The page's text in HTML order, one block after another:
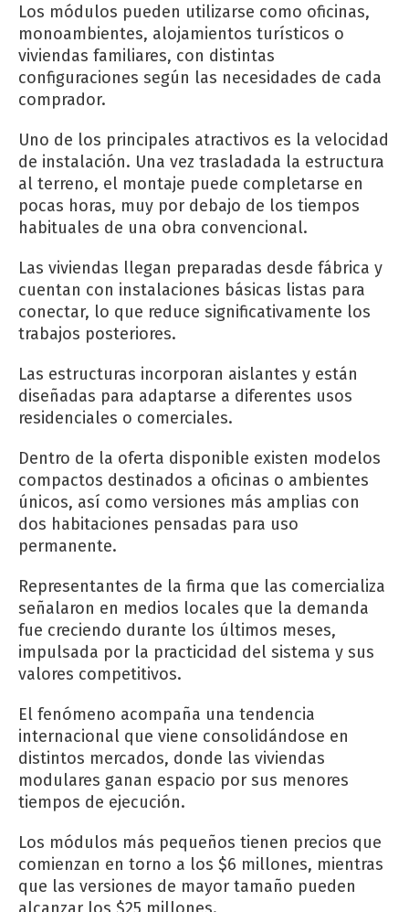
Los módulos pueden utilizarse como oficinas,
monoambientes, alojamientos turísticos o
viviendas familiares, con distintas
configuraciones según las necesidades de cada
comprador.
Uno de los principales atractivos es la velocidad
de instalación. Una vez trasladada la estructura
al terreno, el montaje puede completarse en
pocas horas, muy por debajo de los tiempos
habituales de una obra convencional.
Las viviendas llegan preparadas desde fábrica y
cuentan con instalaciones básicas listas para
conectar, lo que reduce significativamente los
trabajos posteriores.
Las estructuras incorporan aislantes y están
diseñadas para adaptarse a diferentes usos
residenciales o comerciales.
Dentro de la oferta disponible existen modelos
compactos destinados a oficinas o ambientes
únicos, así como versiones más amplias con
dos habitaciones pensadas para uso
permanente.
Representantes de la firma que las comercializa
señalaron en medios locales que la demanda
fue creciendo durante los últimos meses,
impulsada por la practicidad del sistema y sus
valores competitivos.
El fenómeno acompaña una tendencia
internacional que viene consolidándose en
distintos mercados, donde las viviendas
modulares ganan espacio por sus menores
tiempos de ejecución.
Los módulos más pequeños tienen precios que
comienzan en torno a los $6 millones, mientras
que las versiones de mayor tamaño pueden
alcanzar los $25 millones.